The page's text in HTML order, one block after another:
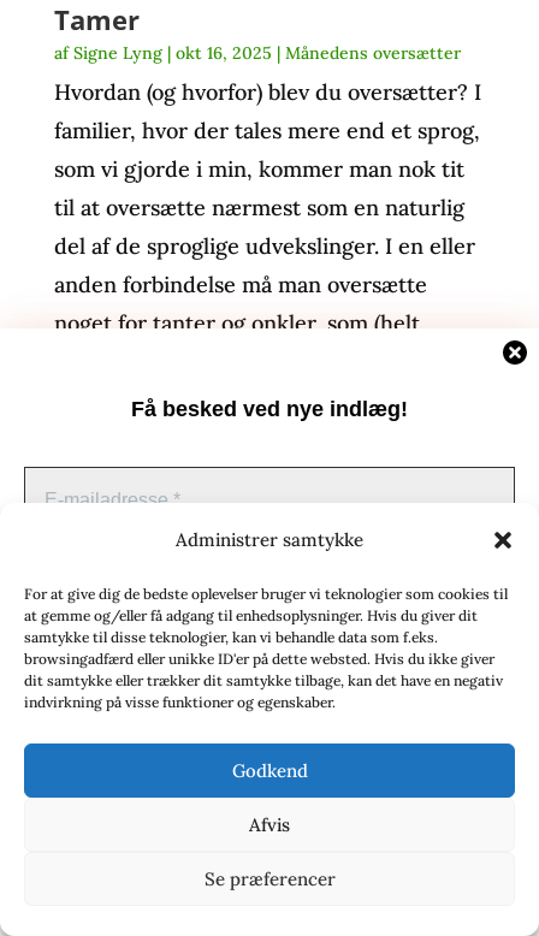
Administrer samtykke
For at give dig de bedste oplevelser bruger vi teknologier som cookies til
at gemme og/eller få adgang til enhedsoplysninger. Hvis du giver dit
samtykke til disse teknologier, kan vi behandle data som f.eks.
browsingadfærd eller unikke ID'er på dette websted. Hvis du ikke giver
dit samtykke eller trækker dit samtykke tilbage, kan det have en negativ
indvirkning på visse funktioner og egenskaber.
Godkend
Afvis
Se præferencer
Tamer
afSigne Lyng| okt 16, 2025 | Månedens oversætter
Hvordan (og hvorfor) blev du oversætter? I
familier, hvor der tales mere end et sprog,
som vi gjorde i min, kommer man nok tit
til at oversætte nærmest som en naturlig
del af de sproglige udvekslinger. I en eller
anden forbindelse må man oversætte
noget for tanter og onkler, som (helt
onkler og tanter siger. Samtidig har jeg
LÆS MERE
Skyum-Nielsen
afSigne Lyng|aug 29, 2025|Månedens oversætter
Hvor kommer din(e) sprogkompetence(r)
begyndt på danskstudiet ved Københavns
Universitet, valgte jeg et kursus over tre
semestre i oldislandsk prosa, hvor vi lærte
norrøn grammatik og læste sagaer. Det
Få besked ved nye indlæg!
vide mere.